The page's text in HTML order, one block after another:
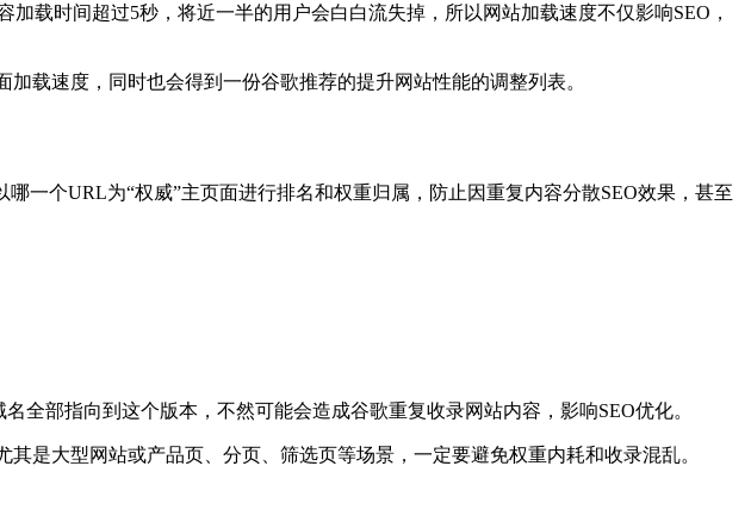
载时间超过5秒，将近一半的用户会白白流失掉，所以网站加载速度不仅影响SEO，
面加载速度，同时也会得到一份谷歌推荐的提升网站性能的调整列表。
一个URL为“权威”主页面进行排名和权重归属，防止因重复内容分散SEO效果，甚至
全部指向到这个版本，不然可能会造成谷歌重复收录网站内容，影响SEO优化。
是大型网站或产品页、分页、筛选页等场景，一定要避免权重内耗和收录混乱。